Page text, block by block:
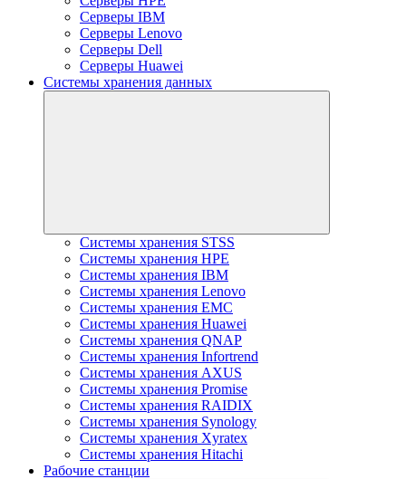
Серверы IBM
Серверы Lenovo
Серверы Dell
Серверы Huawei
Системы хранения данных
Системы хранения STSS
Системы хранения HPE
Системы хранения IBM
Системы хранения Lenovo
Системы хранения EMC
Системы хранения Huawei
Системы хранения QNAP
Системы хранения Infortrend
Системы хранения AXUS
Системы хранения Promise
Системы хранения RAIDIX
Системы хранения Synology
Системы хранения Xyratex
Системы хранения Hitachi
Рабочие станции